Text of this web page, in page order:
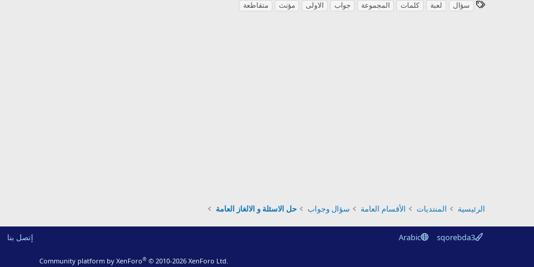
ا سؤال لعبة كلمات المجموعة جواب الاولى مؤنث متقاطعة
الرئيسية المنتديات الأقسام العامة سؤال وجواب حل الاسئلة و الالغاز العامة
sqorebda3
Arabic إتصل بنا
Community platform by XenForo® © 2010-2026 XenForo Ltd.